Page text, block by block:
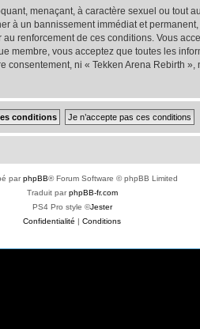
menaçant, à caractère sexuel ou tout
à un bannissement immédiat et
renforcement de ces conditions. Vous
membre, vous acceptez que toutes les
ni « Tekken Arena Rebirth
parphpBB® Forum Software © phpBB Limited
Traduit parphpBB-fr.com
PS4 Pro style ©Jester
Confidentialité | Conditions